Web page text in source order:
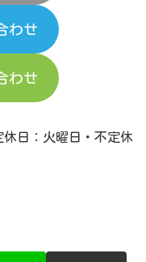
わせ
わせ
日：火曜日・不定休